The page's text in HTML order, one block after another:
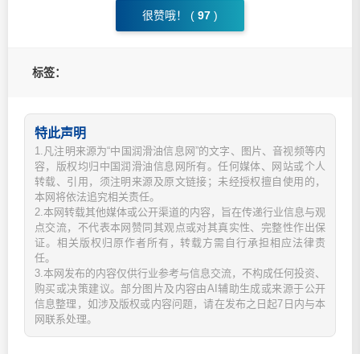
很赞哦！ ( 97 )
标签：
特此声明
1.凡注明来源为“中国润滑油信息网”的文字、图片、音视频等内
容，版权均归中国润滑油信息网所有。任何媒体、网站或个人
转载、引用，须注明来源及原文链接；未经授权擅自使用的，
本网将依法追究相关责任。
2.本网转载其他媒体或公开渠道的内容，旨在传递行业信息与观
点交流，不代表本网赞同其观点或对其真实性、完整性作出保
证。相关版权归原作者所有，转载方需自行承担相应法律责
任。
3.本网发布的内容仅供行业参考与信息交流，不构成任何投资、
购买或决策建议。部分图片及内容由AI辅助生成或来源于公开
信息整理，如涉及版权或内容问题，请在发布之日起7日内与本
网联系处理。